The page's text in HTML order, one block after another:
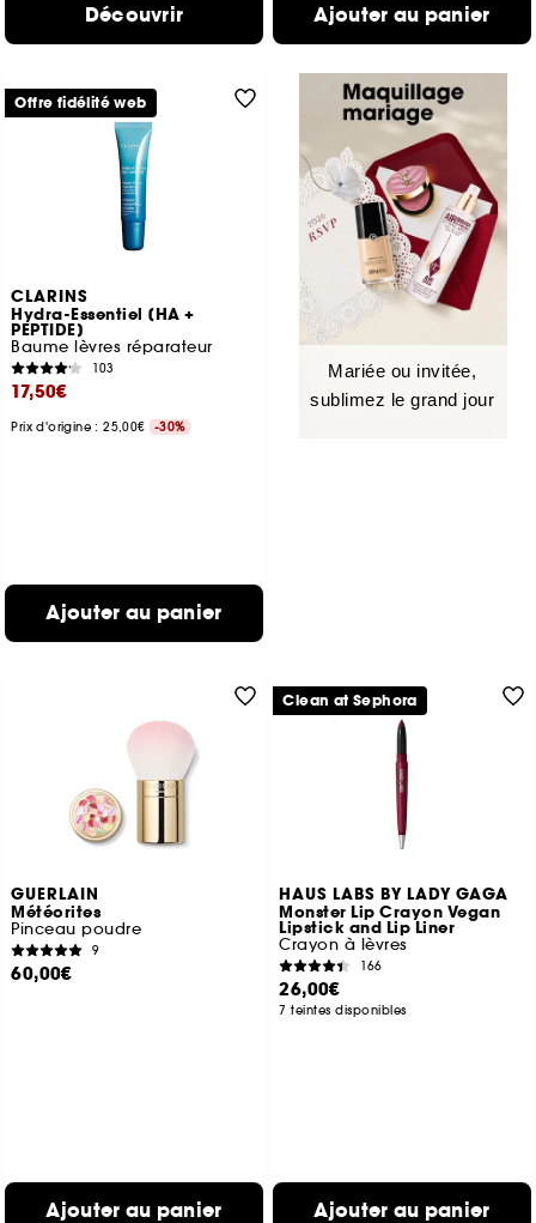
Découvrir Ajouter au panier
CLARINS
Hydra-Essentiel [HA +
PEPTIDE]
Baume lèvres réparateur
103
17,50€
Prix d'origine : 25,00€ -30%
Ajouter au panier
Offre fidélité web
Mariée ou invitée,
sublimez le grand jour
GUERLAIN
Météorites
Pinceau poudre
9
60,00€
Ajouter au panier
HAUS LABS BY LADY GAGA
Monster Lip Crayon Vegan
Lipstick and Lip Liner
Crayon à lèvres
166
26,00€
7 teintes disponibles
Ajouter au panier
Clean at Sephora